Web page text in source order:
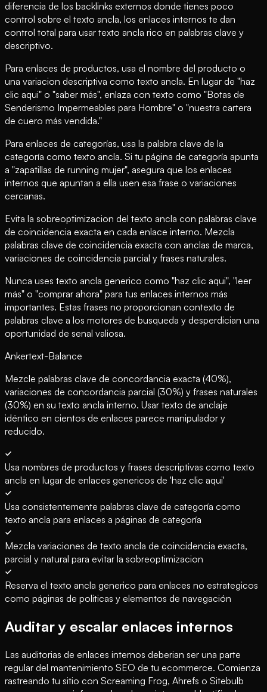
diferencia de los backlinks externos donde tienes poco
control sobre el texto ancla, los enlaces internos te dan
control total para usar texto ancla rico en palabras clave y
descriptivo.
Para enlaces de productos, usa el nombre del producto o
una variacion descriptiva como texto ancla. En lugar de "haz
clic aqui" o "saber más", enlaza con texto como "Botas de
Senderismo Impermeables para Hombre" o "nuestra cartera
de cuero más vendida."
Para enlaces de categorías, usa la palabra clave de la
categoría como texto ancla. Si tu página de categoría apunta
a "zapatillas de running mujer", asegura que los enlaces
internos que apuntan a ella usen esa frase o variaciones
cercanas.
Evita la sobreoptimizacion del texto ancla con palabras clave
de coincidencia exacta en cada enlace interno. Mezcla
palabras clave de coincidencia exacta con anclas de marca,
variaciones de coincidencia parcial y frases naturales.
Nunca uses texto ancla generico como "haz clic aqui", "leer
más" o "comprar ahora" para tus enlaces internos más
importantes. Estas frases no proporcionan contexto de
palabras clave a los motores de busqueda y desperdician una
oportunidad de senal valiosa.
Ankertext-Balance
Mezcle palabras clave de concordancia exacta (40%),
variaciones de concordancia parcial (30%) y frases naturales
(30%) en su texto ancla interno. Usar texto de anclaje
idéntico en cientos de enlaces parece manipulador y
reducido.
Usa nombres de productos y frases descriptivas como texto
ancla en lugar de enlaces genericos de 'haz clic aqui'
Usa consistentemente palabras clave de categoría como
texto ancla para enlaces a páginas de categoría
Mezcla variaciones de texto ancla de coincidencia exacta,
parcial y natural para evitar la sobreoptimizacion
Reserva el texto ancla generico para enlaces no estrategicos
como páginas de politicas y elementos de navegación
Auditar y escalar enlaces internos
Las auditorias de enlaces internos deberian ser una parte
regular del mantenimiento SEO de tu ecommerce. Comienza
rastreando tu sitio con Screaming Frog, Ahrefs o Sitebulb